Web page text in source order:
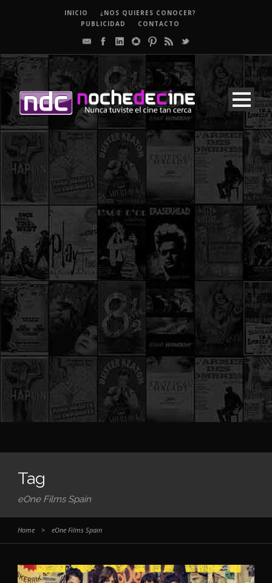
INICIO
¿NOS QUIERES CONOCER?
PUBLICIDAD
CONTACTO
Tag
eOne Films Spain
Home > eOne Films Spain